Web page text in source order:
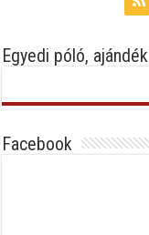
Egyedi póló, ajándék
Facebook